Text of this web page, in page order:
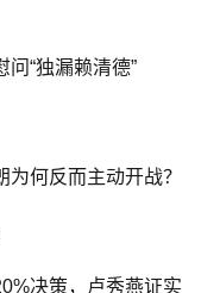
“独漏赖清德”
何反而主动开战？
决策，卢秀燕证实